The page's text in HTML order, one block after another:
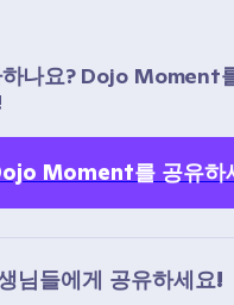
나요? Dojo Moment
Moment를 공유하
님들에게 공유하세요!